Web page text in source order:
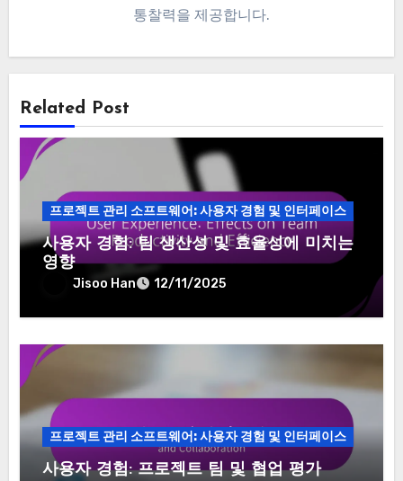
통찰력을 제공합니다.
Related Post
프로젝트 관리 소프트웨어: 사용자 경험 및 인터페이스
사용자 경험: 팀 생산성 및 효율성에 미치는
영향
Jisoo Han 12/11/2025
프로젝트 관리 소프트웨어: 사용자 경험 및 인터페이스
사용자 경험: 프로젝트 팀 및 협업 평가